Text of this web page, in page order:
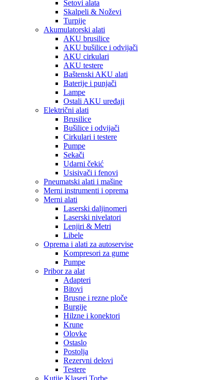
Setovi alata
Skalpeli & Noževi
Turpije
Akumulatorski alati
AKU brusilice
AKU bušilice i odvijači
AKU cirkulari
AKU testere
Baštenski AKU alati
Baterije i punjači
Lampe
Ostali AKU uređaji
Električni alati
Brusilice
Bušilice i odvijači
Cirkulari i testere
Pumpe
Sekači
Udarni čekić
Usisivači i fenovi
Pneumatski alati i mašine
Merni instrumenti i oprema
Merni alati
Laserski daljinomeri
Laserski nivelatori
Lenjiri & Metri
Libele
Oprema i alati za autoservise
Kompresori za gume
Pumpe
Pribor za alat
Adapteri
Bitovi
Brusne i rezne ploče
Burgije
Hilzne i konektori
Krune
Olovke
Ostaslo
Postolja
Rezervni delovi
Testere
Kutije Klaseri Torbe